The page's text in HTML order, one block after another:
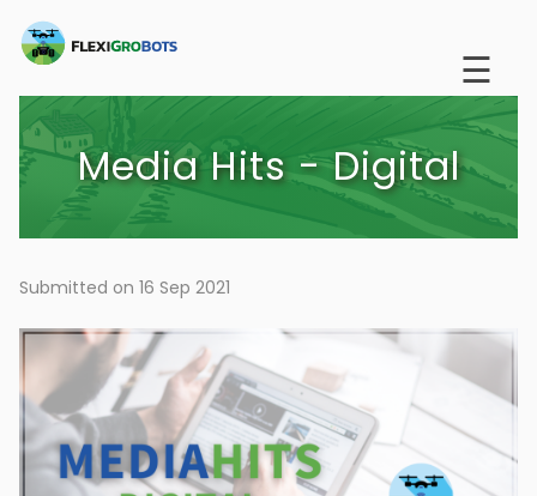
main
content
☰
Media Hits - Digital
Submitted on 16 Sep 2021
Image